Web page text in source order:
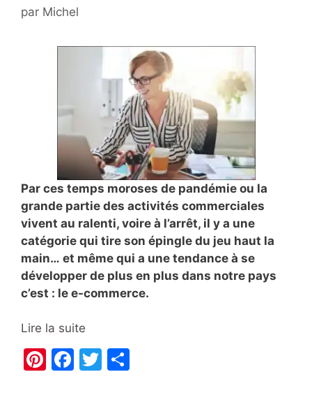
par Michel
Par ces temps moroses de pandémie ou la
grande partie des activités commerciales
vivent au ralenti, voire à l’arrêt, il y a une
catégorie qui tire son épingle du jeu haut la
main… et même qui a une tendance à se
développer de plus en plus dans notre pays
c’est : le e-commerce.
Lire la suite
Pi F
T